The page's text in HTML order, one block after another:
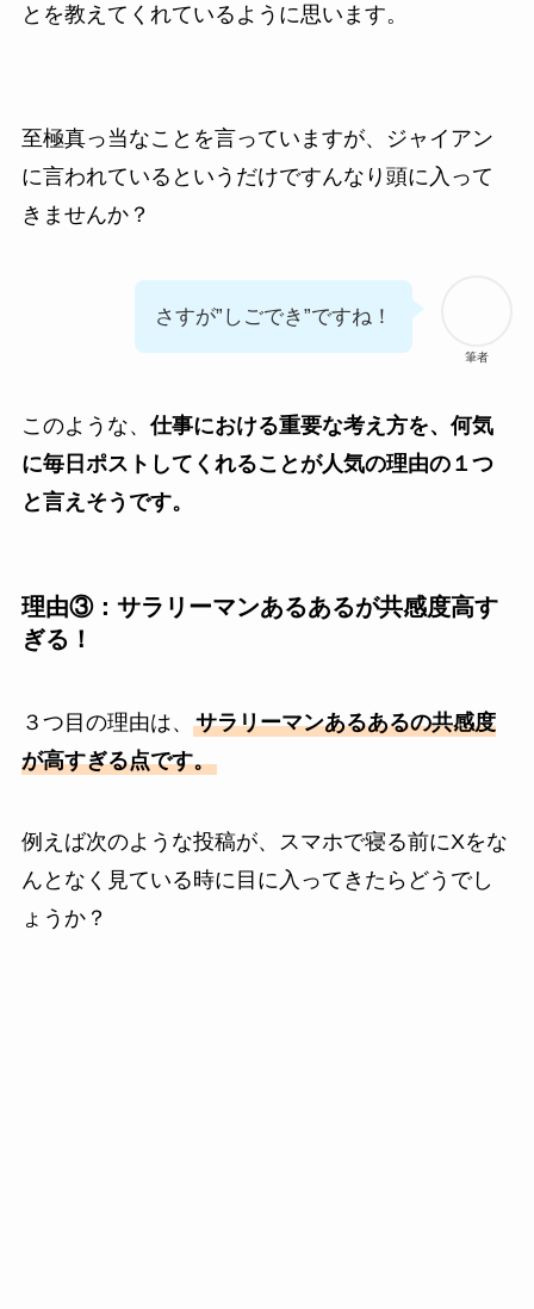
とを教えてくれているように思います。
至極真っ当なことを言っていますが、ジャイアン
に言われているというだけですんなり頭に入って
きませんか？
筆者
さすが”しごでき”ですね！
このような、仕事における重要な考え方を、何気
に毎日ポストしてくれることが人気の理由の１つ
と言えそうです。
理由③：サラリーマンあるあるが共感度高す
ぎる！
３つ目の理由は、 サラリーマンあるあるの共感度
が高すぎる点です。
例えば次のような投稿が、スマホで寝る前にXをな
んとなく見ている時に目に入ってきたらどうでし
ょうか？